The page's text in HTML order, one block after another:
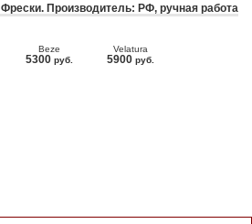
Фрески. Производитель: РФ, ручная работа
Beze
5300 руб.
Velatura
5900 руб.